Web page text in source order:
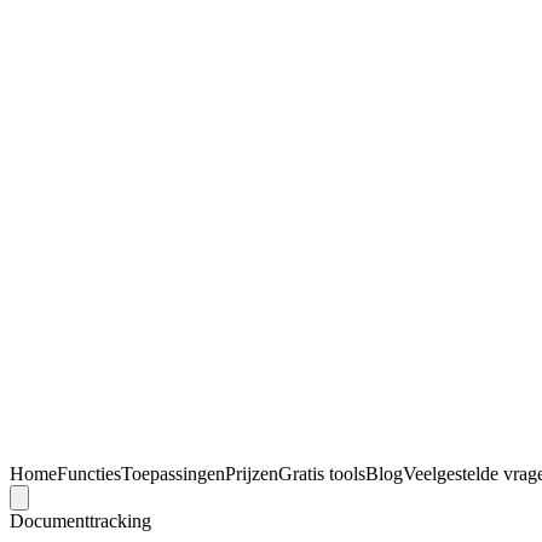
HomeFunctiesToepassingenPrijzenGratis toolsBlogVeelgestelde
Documenttracking